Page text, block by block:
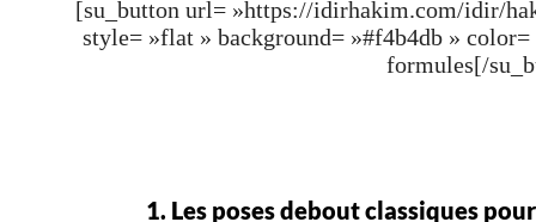
[su_button url= »https://idirhakim.com/idir/
style= »flat » background= »#f4b4db » color=
formules[/
1. Les poses debout classiques